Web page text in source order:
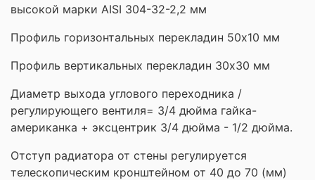
высокой марки AISI 304-32-2,2 мм
Профиль горизонтальных перекладин 50х10 мм
Профиль вертикальных перекладин 30х30 мм
Диаметр выхода углового переходника /
регулирующего вентиля= 3/4 дюйма гайка-
американка + эксцентрик 3/4 дюйма - 1/2 дюйма.
Отступ радиатора от стены регулируется
телескопическим кронштейном от 40 до 70 (мм)